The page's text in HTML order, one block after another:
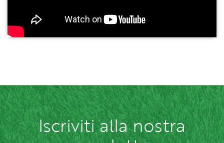
Iscriviti alla nostra